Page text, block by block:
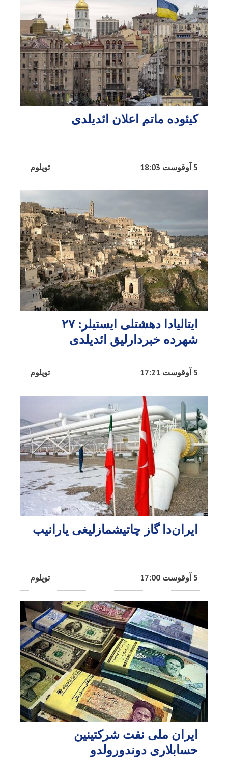
کیئوده ماتم اعلان ائدیلدی
توپلوم 5 آوقوست 18:03
ایتالیادا دهشتلی ایستیلر: ۲۷
شهرده خبردارلیق ائدیلدی
توپلوم 5 آوقوست 17:21
ایران‌دا گاز چاتیشمازلیغی یارانیب
توپلوم 5 آوقوست 17:00
ایران ملی نفت شرکتینین
حسابلاری دوندورولدو